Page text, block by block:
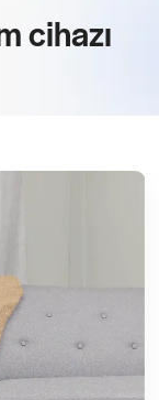
cihazı